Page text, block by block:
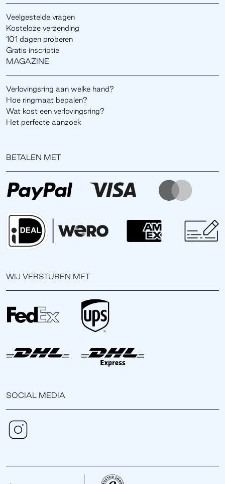
Veelgestelde vragen
Kosteloze verzending
101 dagen proberen
Gratis inscriptie
MAGAZINE
Verlovingsring aan welke hand?
Hoe ringmaat bepalen?
Wat kost een verlovingsring?
Het perfecte aanzoek
BETALEN MET
WIJ VERSTUREN MET
SOCIAL MEDIA